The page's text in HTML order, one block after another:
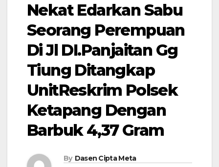
Nekat Edarkan Sabu
Seorang Perempuan
Di Jl DI.Panjaitan Gg
Tiung Ditangkap
UnitReskrim Polsek
Ketapang Dengan
Barbuk 4,37 Gram
By Dasen Cipta Meta